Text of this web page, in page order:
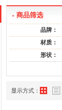
- 商品筛选
品牌：
材质：
形状：
显示方式：